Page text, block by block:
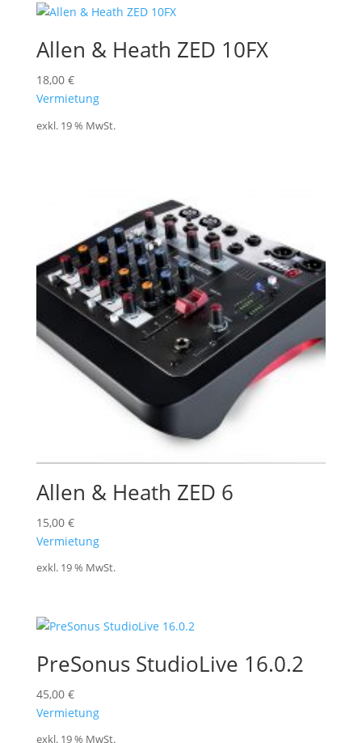
Allen & Heath ZED 10FX
18,00 €
Vermietung
exkl. 19 % MwSt.
Allen & Heath ZED 6
15,00 €
Vermietung
exkl. 19 % MwSt.
PreSonus StudioLive 16.0.2
45,00 €
Vermietung
exkl. 19 % MwSt.